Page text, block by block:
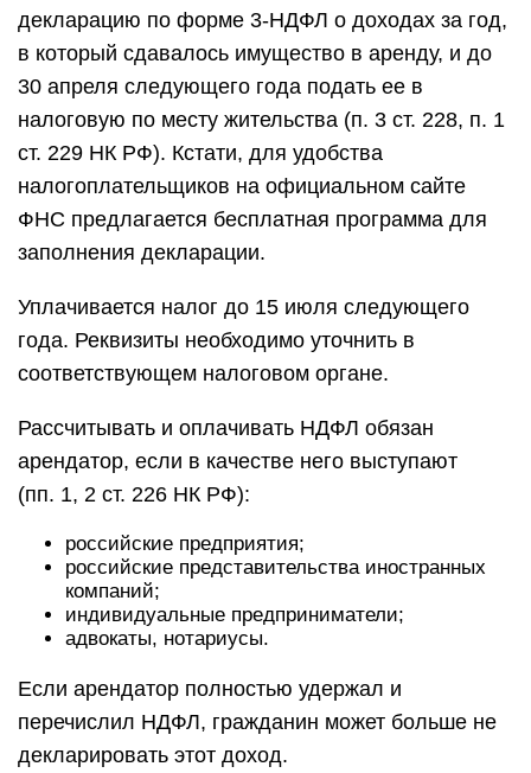
декларацию по форме 3-НДФЛ о доходах за год,
в который сдавалось имущество в аренду, и до
30 апреля следующего года подать ее в
налоговую по месту жительства (п. 3 ст. 228, п. 1
ст. 229 НК РФ). Кстати, для удобства
налогоплательщиков на официальном сайте
ФНС предлагается бесплатная программа для
заполнения декларации.
Уплачивается налог до 15 июля следующего
года. Реквизиты необходимо уточнить в
соответствующем налоговом органе.
Рассчитывать и оплачивать НДФЛ обязан
арендатор, если в качестве него выступают
(пп. 1, 2 ст. 226 НК РФ):
российские предприятия;
российские представительства иностранных
компаний;
индивидуальные предприниматели;
адвокаты, нотариусы.
Если арендатор полностью удержал и
перечислил НДФЛ, гражданин может больше не
декларировать этот доход.